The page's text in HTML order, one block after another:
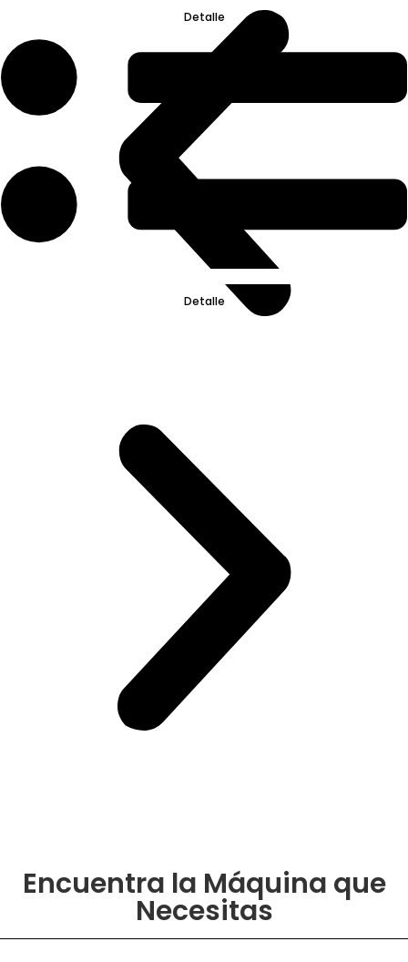
Detalle
Detalle
Encuentra la Máquina que
Necesitas